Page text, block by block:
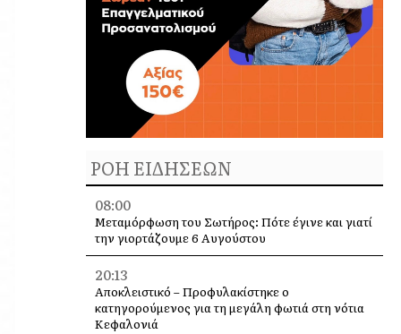
ΡΟΗ ΕΙΔΗΣΕΩΝ
08:00
Μεταμόρφωση του Σωτήρος: Πότε έγινε και γιατί
την γιορτάζουμε 6 Αυγούστου
20:13
Αποκλειστικό – Προφυλακίστηκε ο
κατηγορούμενος για τη μεγάλη φωτιά στη νότια
Κεφαλονιά